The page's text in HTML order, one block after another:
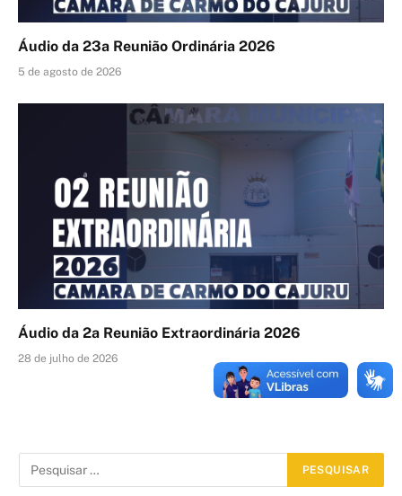
Áudio da 23a Reunião Ordinária 2026
5 de agosto de 2026
Áudio da 2a Reunião Extraordinária 2026
28 de julho de 2026